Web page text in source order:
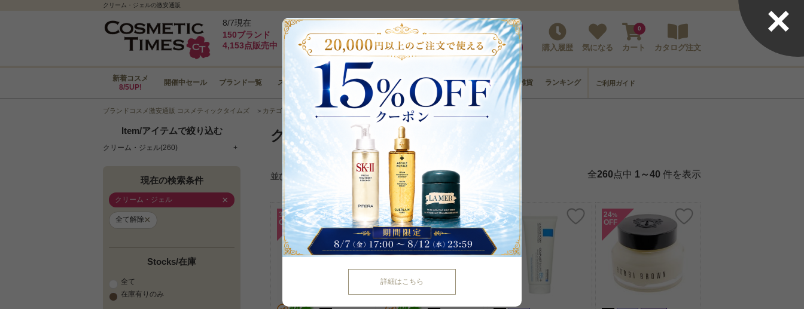
クリーム・ジェルの激安通販
8/7現在
150ブランド
4,153点販売中
最大5%pt還元｜最短3日｜8,000円以上全国送料無料
ログイン
新規登録 購入履歴 気になる カート
0
カタログ注文
新着コスメ
8/5UP!
開催中セール ブランド一覧 スキンケア メイクアップ ボディケア ヘアケア コフレ･雑貨 ランキング ご利用ガイド
詳細はこちら
×
ブランドコスメ激安通販 コスメティックタイムズ ＞ カテゴリから選ぶ クリーム・ジェル
Item/アイテムで絞り込む
クリーム・ジェル(260) +
現在の検索条件
クリーム・ジェル ×
全て解除×
Stocks/在庫
全て
在庫有りのみ
クリーム・ジェル
並び替え 1 2 3 4 全260点中 1～40 件を表示
39%
OFF
24%
OFF